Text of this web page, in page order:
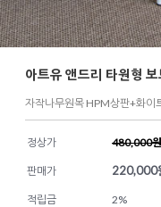
아트유 앤드리 타원형
자작나무원목 HPM상판+화이
정상가 480,000원
판매가 220,000
적립금 2%